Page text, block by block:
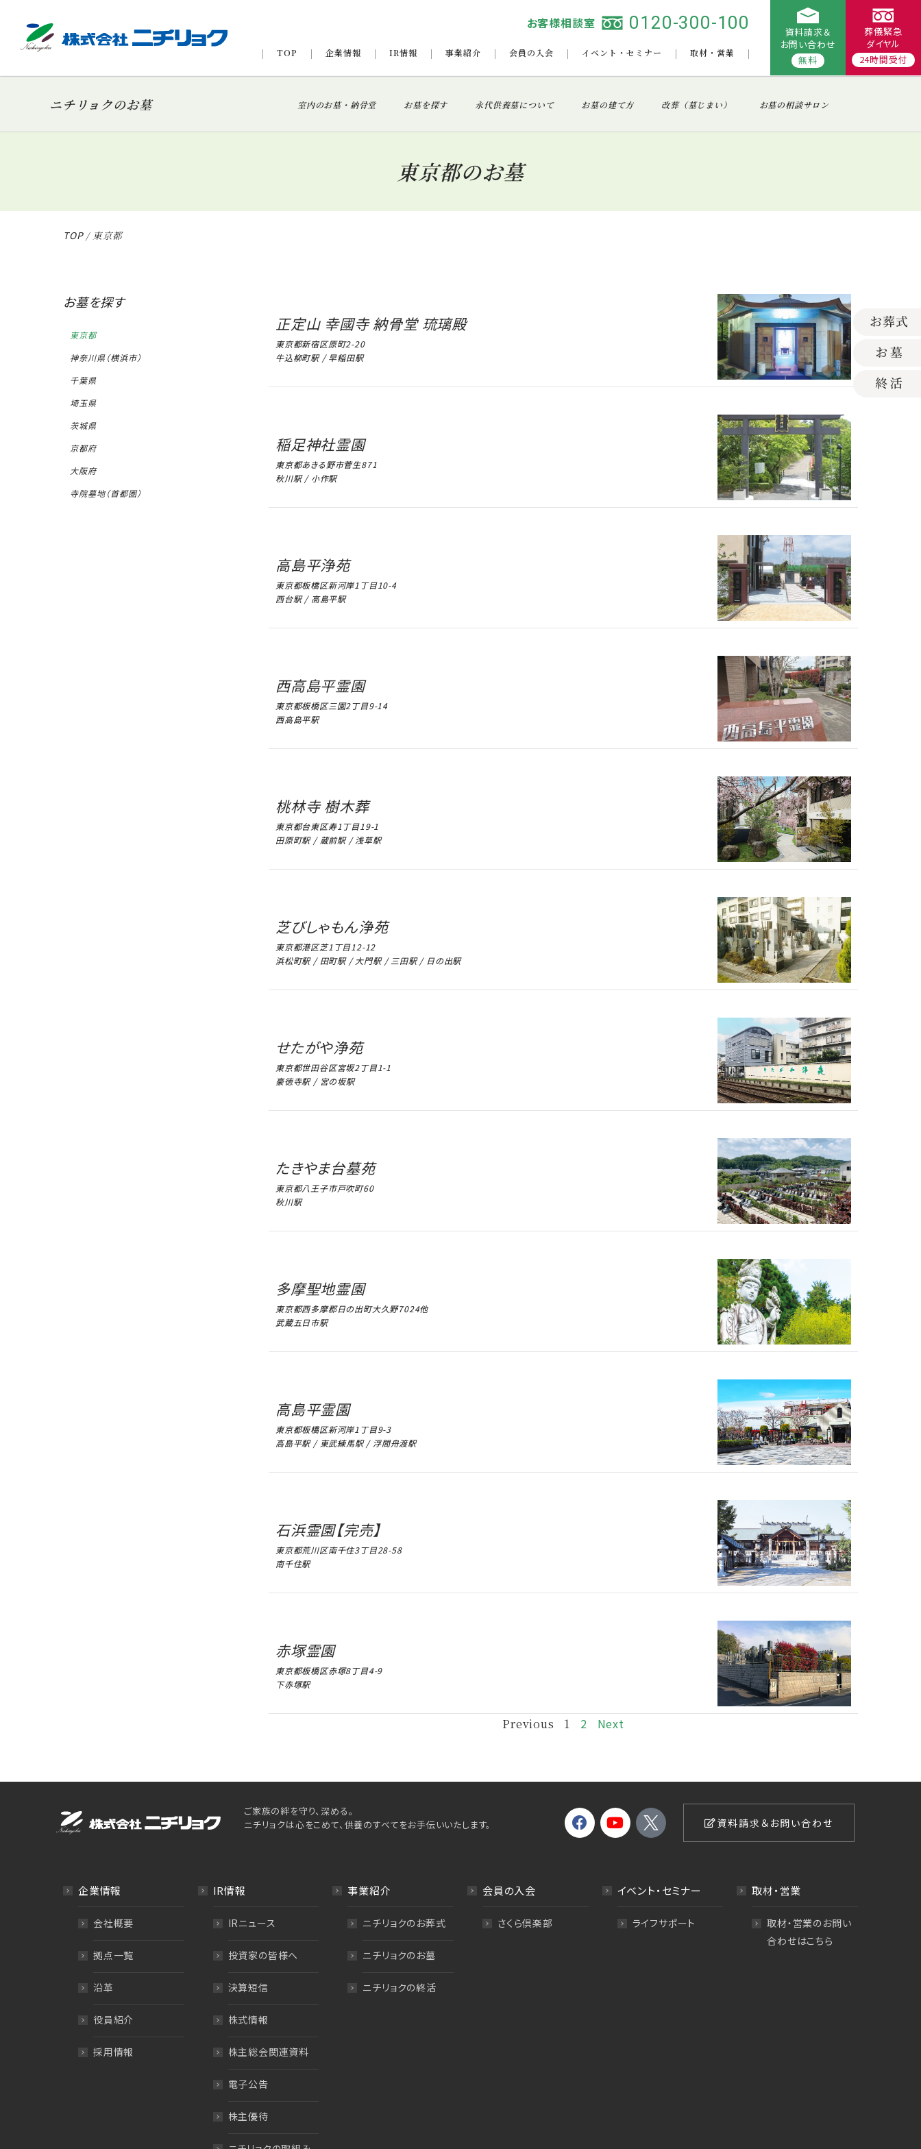
お客様相談室 0120-300-100
TOP 企業情報 IR情報 事業紹介 会員の入会 イベント・セミナー 取材・営業
資料請求＆
お問い合わせ
無料
葬儀緊急
ダイヤル
24時間受付
ニチリョクのお墓 室内のお墓・納骨堂 お墓を探す 永代供養墓について お墓の建て方 改葬（墓じまい） お墓の相談サロン
東京都のお墓
TOP/ 東京都
お墓を探す
東京都
神奈川県（横浜市）
千葉県
埼玉県
茨城県
京都府
大阪府
寺院墓地（首都圏）
正定山 幸國寺 納骨堂 琉璃殿
東京都新宿区原町2-20
牛込柳町駅 / 早稲田駅
稲足神社霊園
東京都あきる野市菅生871
秋川駅 / 小作駅
高島平浄苑
東京都板橋区新河岸1丁目10-4
西台駅 / 高島平駅
西高島平霊園
東京都板橋区三園2丁目9-14
西高島平駅
桃林寺 樹木葬
東京都台東区寿1丁目19-1
田原町駅 / 蔵前駅 / 浅草駅
芝びしゃもん浄苑
東京都港区芝1丁目12-12
浜松町駅 / 田町駅 / 大門駅 / 三田駅 / 日の出駅
せたがや浄苑
東京都世田谷区宮坂2丁目1-1
豪徳寺駅 / 宮の坂駅
たきやま台墓苑
東京都八王子市戸吹町60
秋川駅
多摩聖地霊園
東京都西多摩郡日の出町大久野7024他
武蔵五日市駅
高島平霊園
東京都板橋区新河岸1丁目9-3
高島平駅 / 東武練馬駅 / 浮間舟渡駅
石浜霊園【完売】
東京都荒川区南千住3丁目28-58
南千住駅
赤塚霊園
東京都板橋区赤塚8丁目4-9
下赤塚駅
Previous 1 2 Next
ご家族の絆を守り、深める。
ニチリョクは心をこめて、供養のすべてをお手伝いいたします。
資料請求＆お問い合わせ
企業情報
会社概要
拠点一覧
沿革
役員紹介
採用情報
IR情報
IRニュース
投資家の皆様へ
決算短信
株式情報
株主総会関連資料
電子公告
株主優待
事業紹介
ニチリョクのお葬式
ニチリョクのお墓
ニチリョクの終活
会員の入会
さくら倶楽部
イベント・セミナー
ライフサポート
取材・営業
取材・営業のお問い
合わせはこちら